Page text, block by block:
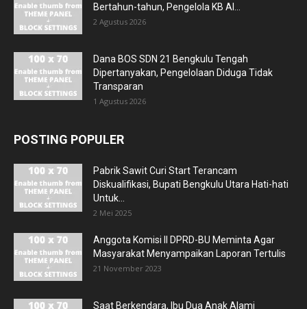
Bertahun-tahun, Pengelola KB Al...
2 Agustus 2026
Dana BOS SDN 21 Bengkulu Tengah
Dipertanyakan, Pengelolaan Diduga Tidak
Transparan
1 Agustus 2026
POSTING POPULER
Pabrik Sawit Curi Start Terancam
Diskualifikasi, Bupati Bengkulu Utara Hati-hati
Untuk...
2 Mei 2025
Anggota Komisi II DPRD-BU Meminta Agar
Masyarakat Menyampaikan Laporan Tertulis
21 November 2023
Saat Berkendara, Ibu Dua Anak Alami